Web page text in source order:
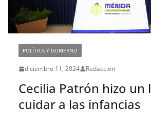
POLÍTICA Y GOBIERNO
diciembre 11, 2024 Redaccion
Cecilia Patrón hizo un
cuidar a las infancias